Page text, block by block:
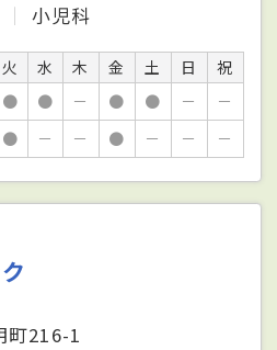
小児科
火 水 木 金 土 日
祝
● ● － ● ● －
－
● － － ● － － －
町216-1